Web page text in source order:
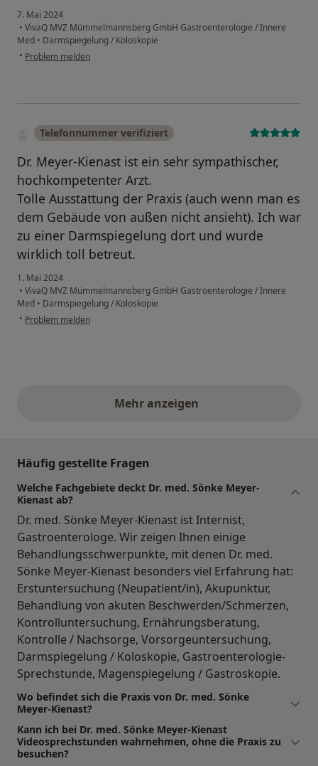
7. Mai 2024
• VivaQ MVZ Mümmelmannsberg GmbH Gastroenterologie / Innere
Med • Darmspiegelung / Koloskopie
• Problem melden
Telefonnummer verifiziert
Dr. Meyer-Kienast ist ein sehr sympathischer,
hochkompetenter Arzt.
Tolle Ausstattung der Praxis (auch wenn man es
dem Gebäude von außen nicht ansieht). Ich war
zu einer Darmspiegelung dort und wurde
wirklich toll betreut.
1. Mai 2024
• VivaQ MVZ Mümmelmannsberg GmbH Gastroenterologie / Innere
Med • Darmspiegelung / Koloskopie
• Problem melden
Mehr anzeigenobige Stellungnahmen
Häufig gestellte Fragen
Welche Fachgebiete deckt Dr. med. Sönke Meyer-
Kienast ab?
Dr. med. Sönke Meyer-Kienast ist Internist,
Gastroenterologe. Wir zeigen Ihnen einige
Behandlungsschwerpunkte, mit denen Dr. med.
Sönke Meyer-Kienast besonders viel Erfahrung hat:
Erstuntersuchung (Neupatient/in), Akupunktur,
Behandlung von akuten Beschwerden/Schmerzen,
Kontrolluntersuchung, Ernährungsberatung,
Kontrolle / Nachsorge, Vorsorgeuntersuchung,
Darmspiegelung / Koloskopie, Gastroenterologie-
Sprechstunde, Magenspiegelung / Gastroskopie.
Wo befindet sich die Praxis von Dr. med. Sönke
Meyer-Kienast?
Kann ich bei Dr. med. Sönke Meyer-Kienast
Videosprechstunden wahrnehmen, ohne die Praxis zu
besuchen?